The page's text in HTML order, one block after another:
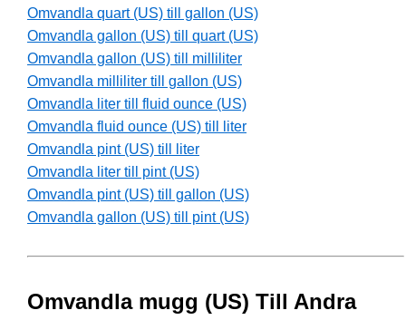
Omvandla quart (US) till gallon (US)
Omvandla gallon (US) till quart (US)
Omvandla gallon (US) till milliliter
Omvandla milliliter till gallon (US)
Omvandla liter till fluid ounce (US)
Omvandla fluid ounce (US) till liter
Omvandla pint (US) till liter
Omvandla liter till pint (US)
Omvandla pint (US) till gallon (US)
Omvandla gallon (US) till pint (US)
Omvandla mugg (US) Till Andra